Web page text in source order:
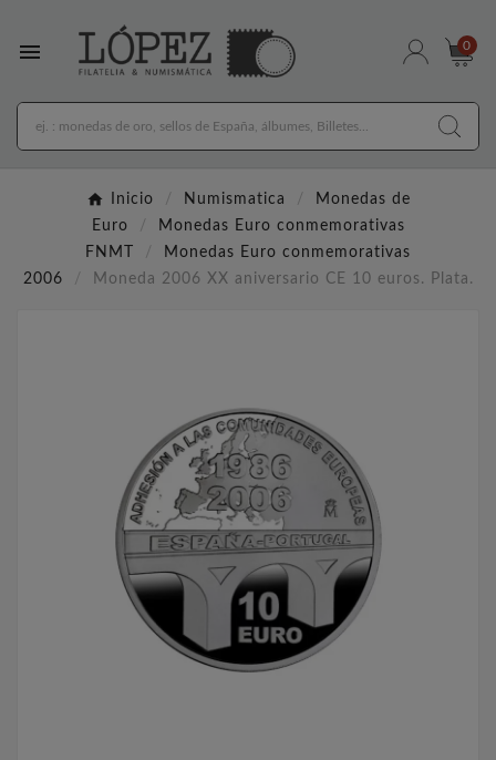
 0
Inicio Numismatica
Monedas de
Euro
Monedas Euro conmemorativas
FNMT
Monedas Euro conmemorativas
2006
Moneda 2006 XX aniversario CE 10 euros. Plata.